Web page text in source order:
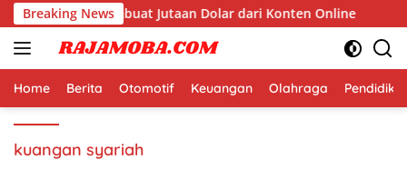
Langsung
ke
konten
Breaking News
Dunia yang Membuat Jutaan Dolar dari Konten Online
Home Berita Otomotif Keuangan Olahraga
kuangan syariah